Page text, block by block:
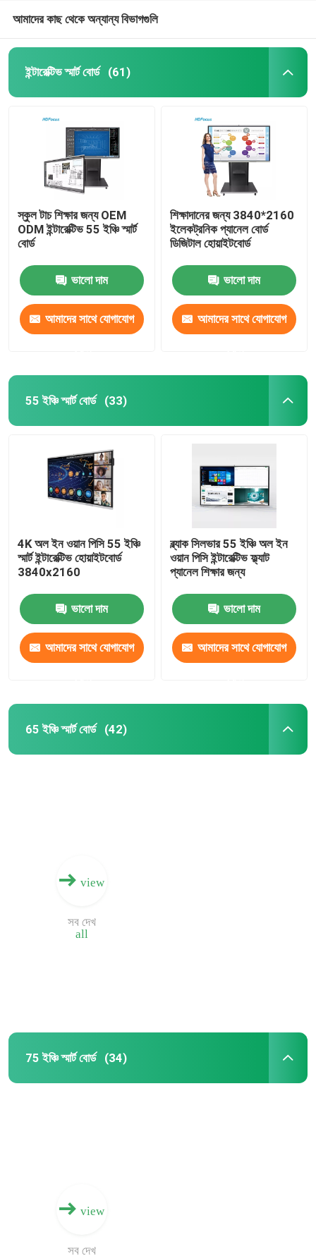
আমাদের সম্পর্কে
55 ইঞ্চি স্মার্ট বোর্ড
65 ইঞ্চি স্মার্ট বোর্ড
আমাদের কাছ থেকে অন্যান্য বিভাগগুলি
ইন্টারেক্টিভ স্মার্ট বোর্ড (61)
স্কুল টাচ শিক্ষার জন্য OEM
ODM ইন্টারেক্টিভ 55 ইঞ্চি স্মার্ট
বোর্ড
ভালো দাম
আমাদের সাথে যোগাযোগ
শিক্ষাদানের জন্য 3840*2160
ইলেকট্রনিক প্যানেল বোর্ড
ডিজিটাল হোয়াইটবোর্ড
ভালো দাম
আমাদের সাথে যোগাযোগ
55 ইঞ্চি স্মার্ট বোর্ড (33)
4K অল ইন ওয়ান পিসি 55 ইঞ্চি
স্মার্ট ইন্টারেক্টিভ হোয়াইটবোর্ড
3840x2160
ভালো দাম
আমাদের সাথে যোগাযোগ
ব্ল্যাক সিলভার 55 ইঞ্চি অল ইন
ওয়ান পিসি ইন্টারেক্টিভ ফ্ল্যাট
প্যানেল শিক্ষার জন্য
ভালো দাম
আমাদের সাথে যোগাযোগ
65 ইঞ্চি স্মার্ট বোর্ড (42)
view
all
সব দেখ
75 ইঞ্চি স্মার্ট বোর্ড (34)
view
সব দেখ